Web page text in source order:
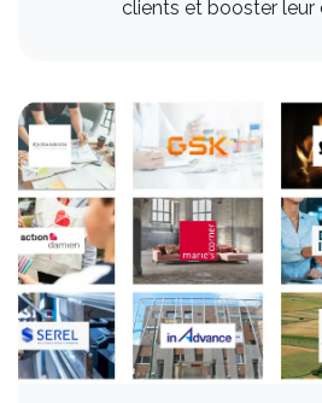
clients et booster leur